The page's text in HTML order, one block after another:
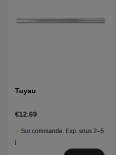
Tuyau
€12.69
Sur commande. Exp. sous 2–5
j